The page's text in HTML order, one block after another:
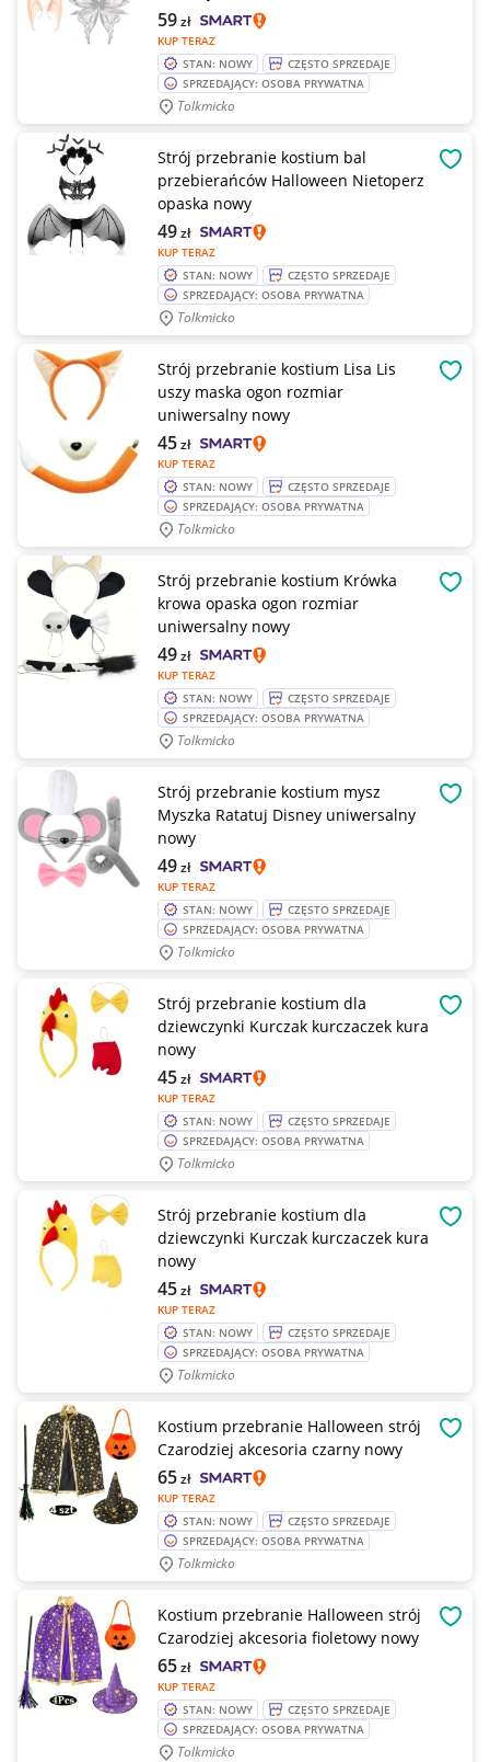
KUP TERAZ
59zł
STAN: NOWY
CZĘSTO SPRZEDAJE
SPRZEDAJĄCY: OSOBA PRYWATNA
Tolkmicko
Strój przebranie kostium bal
przebierańców Halloween Nietoperz
opaska nowy
KUP TERAZ
49zł
STAN: NOWY
CZĘSTO SPRZEDAJE
SPRZEDAJĄCY: OSOBA PRYWATNA
Tolkmicko
Strój przebranie kostium Lisa Lis
uszy maska ogon rozmiar
uniwersalny nowy
KUP TERAZ
45zł
STAN: NOWY
CZĘSTO SPRZEDAJE
SPRZEDAJĄCY: OSOBA PRYWATNA
Tolkmicko
Strój przebranie kostium Krówka
krowa opaska ogon rozmiar
uniwersalny nowy
KUP TERAZ
49zł
STAN: NOWY
CZĘSTO SPRZEDAJE
SPRZEDAJĄCY: OSOBA PRYWATNA
Tolkmicko
Strój przebranie kostium mysz
Myszka Ratatuj Disney uniwersalny
nowy
KUP TERAZ
49zł
STAN: NOWY
CZĘSTO SPRZEDAJE
SPRZEDAJĄCY: OSOBA PRYWATNA
Tolkmicko
Strój przebranie kostium dla
dziewczynki Kurczak kurczaczek kura
nowy
KUP TERAZ
45zł
STAN: NOWY
CZĘSTO SPRZEDAJE
SPRZEDAJĄCY: OSOBA PRYWATNA
Tolkmicko
Strój przebranie kostium dla
dziewczynki Kurczak kurczaczek kura
nowy
KUP TERAZ
45zł
STAN: NOWY
CZĘSTO SPRZEDAJE
SPRZEDAJĄCY: OSOBA PRYWATNA
Tolkmicko
Kostium przebranie Halloween strój
Czarodziej akcesoria czarny nowy
KUP TERAZ
65zł
STAN: NOWY
CZĘSTO SPRZEDAJE
SPRZEDAJĄCY: OSOBA PRYWATNA
Tolkmicko
Kostium przebranie Halloween strój
Czarodziej akcesoria fioletowy nowy
KUP TERAZ
65zł
STAN: NOWY
CZĘSTO SPRZEDAJE
SPRZEDAJĄCY: OSOBA PRYWATNA
Tolkmicko